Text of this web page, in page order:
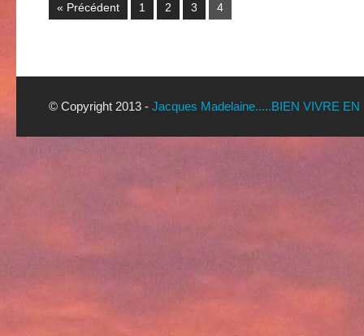
« Précédent 1 2 3 4
© Copyright 2013 - Jacques Madelaine.....BIEN VIVRE EN